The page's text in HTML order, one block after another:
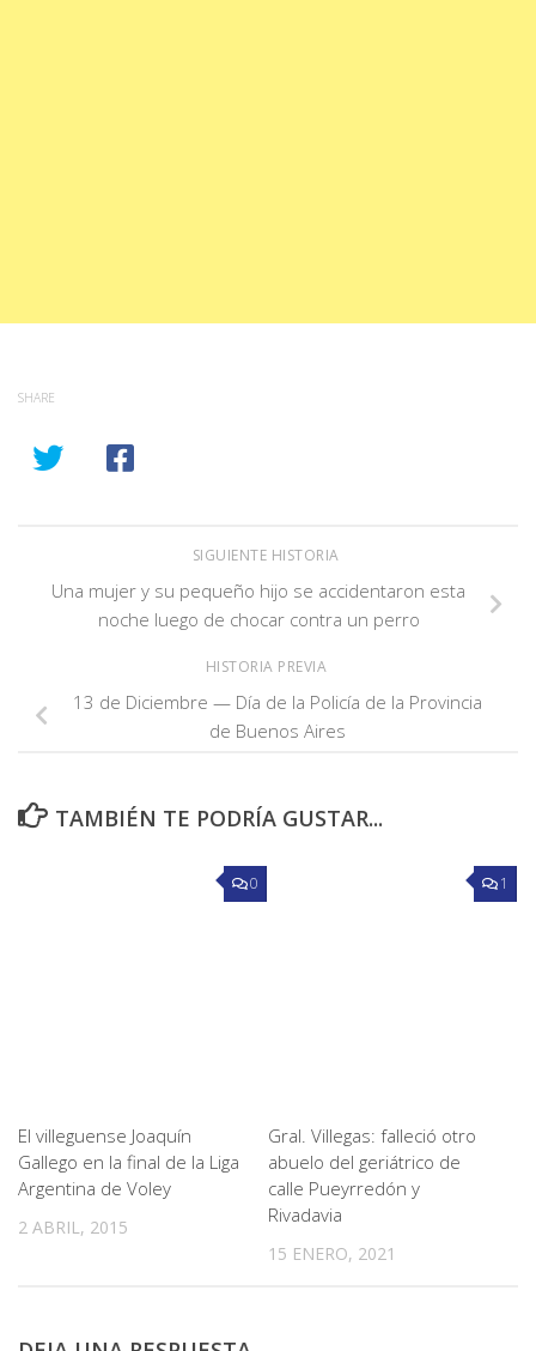
SHARE
SIGUIENTE HISTORIA
Una mujer y su pequeño hijo se accidentaron esta
noche luego de chocar contra un perro
HISTORIA PREVIA
13 de Diciembre — Día de la Policía de la Provincia
de Buenos Aires
TAMBIÉN TE PODRÍA GUSTAR...
0
El villeguense Joaquín
Gallego en la final de la Liga
Argentina de Voley
2 ABRIL, 2015
1
Gral. Villegas: falleció otro
abuelo del geriátrico de
calle Pueyrredón y
Rivadavia
15 ENERO, 2021